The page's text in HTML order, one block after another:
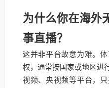
为什么你在海外
事直播？
这并非平台故意为难。
权，通常按国家或地区进
视频、央视频等平台，